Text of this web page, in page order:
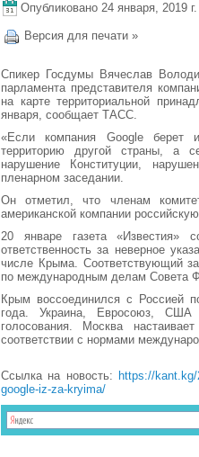
Опубликовано 24 января, 2019
Версия для печати »
Спикер Госдумы Вячеслав
парламента представителя
на карте территориальной
января, сообщает ТАСС.
«Если компания Google
территорию другой страны, а
нарушение Конституции,
пленарном заседании.
Он отметил, что членам
американской компании
20 январе газета «Известия»
ответственность за неверное
числе Крыма. Соответствующий
по международным делам Совета
Крым воссоединился с Россией
года. Украина, Евросоюз,
голосования. Москва
соответствии с нормами
Ссылка на новость: https://
google-iz-za-kryima/